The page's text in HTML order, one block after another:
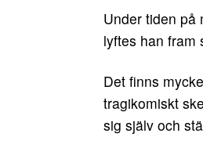
Under tiden på
lyftes han fram
Det finns
tragikomiskt
sig själv och